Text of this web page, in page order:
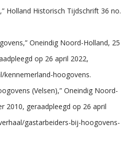
Holland Historisch Tijdschrift 36 no.
Oneindig Noord-Holland, 25
op 26 april 2022,
kennemerland-hoogovens.
(Velsen),” Oneindig Noord-
2010, geraadpleegd op 26 april
gastarbeiders-bij-hoogovens-